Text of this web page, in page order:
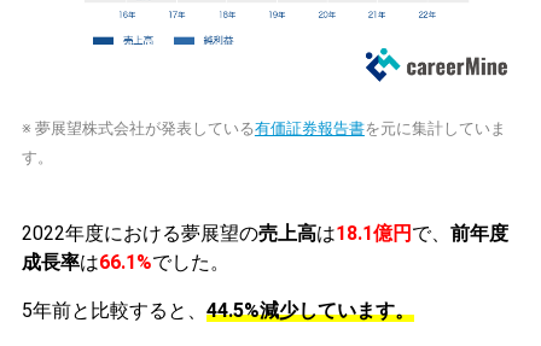
※ 夢展望株式会社が発表している有価証券報告書を元に集計していま
す。
2022年度における夢展望の売上高は18.1億円 で、 前年度
成長率は66.1%でした。
5年前と比較すると、 44.5%減少しています。